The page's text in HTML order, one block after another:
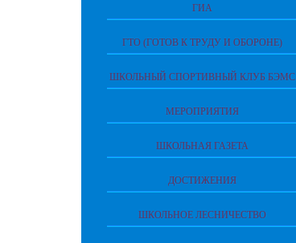
ГИА
ГТО (ГОТОВ К ТРУДУ И ОБОРОНЕ)
ШКОЛЬНЫЙ СПОРТИВНЫЙ КЛУБ БЭМС
МЕРОПРИЯТИЯ
ШКОЛЬНАЯ ГАЗЕТА
ДОСТИЖЕНИЯ
ШКОЛЬНОЕ ЛЕСНИЧЕСТВО